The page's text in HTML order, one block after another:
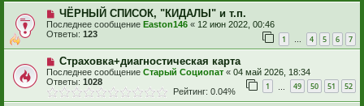
ЧЁРНЫЙ СПИСОК, "КИДАЛЫ" и т.п.
Последнее сообщение Easton146 « 12 июн 2022, 00:46
Ответы: 123 1 … 4 5 6 7
Страховка+диагностическая карта
Последнее сообщение Старый Социопат « 04 май 2026, 18:34
Ответы: 1028 1 49 50 51 52
Рейтинг: 0.04%